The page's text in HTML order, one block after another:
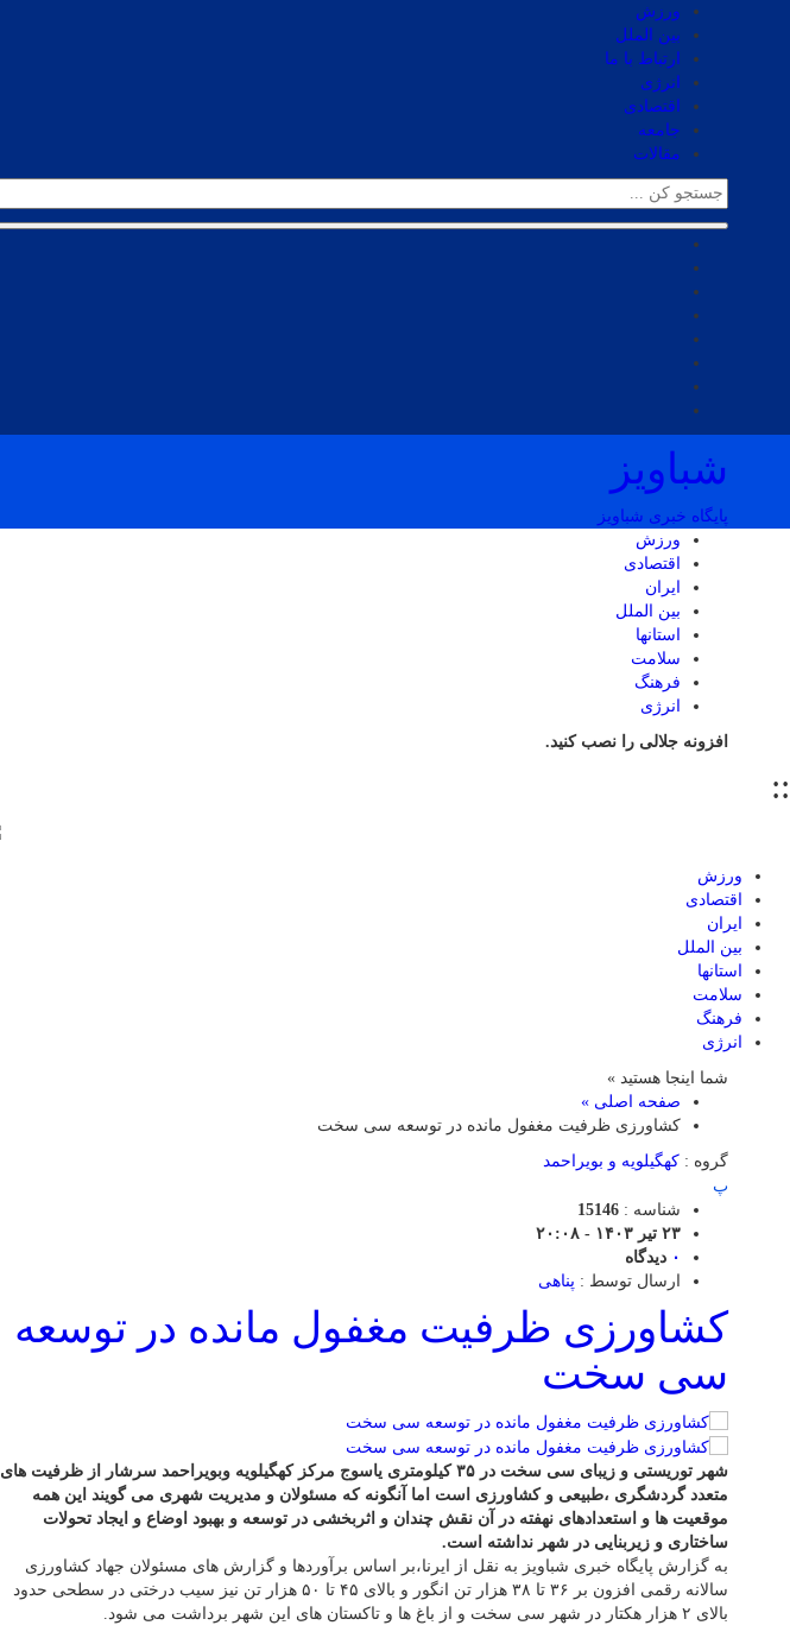
ورزش
بین الملل
ارتباط با ما
انرژی
اقتصادی
جامعه
مقالات
شباویز
پایگاه خبری شباویز
ورزش
اقتصادی
ایران
بین الملل
استانها
سلامت
فرهنگ
انرژی
افزونه جلالی را نصب کنید.
::
ورزش
اقتصادی
ایران
بین الملل
استانها
سلامت
فرهنگ
انرژی
شما اینجا هستید »
صفحه اصلی »
کشاورزی ظرفیت مغفول مانده در توسعه سی سخت
گروه : کهگیلویه و بویراحمد
پ
شناسه : 15146
۲۳ تیر ۱۴۰۳ - ۲۰:۰۸
۰ دیدگاه
ارسال توسط : پناهی
کشاورزی ظرفیت مغفول مانده در توسعه
سی سخت
شهر توریستی و زیبای سی سخت در ۳۵ کیلومتری یاسوج مرکز کهگیلویه وبویراحمد سرشار از ظرفیت های
متعدد گردشگری ،طبیعی و کشاورزی است اما آنگونه که مسئولان و مدیریت شهری می گویند این همه
موقعیت ها و استعدادهای نهفته در آن نقش چندان و اثربخشی در توسعه و بهبود اوضاع و ایجاد تحولات
ساختاری و زیربنایی در شهر نداشته است.
به گزارش پایگاه خبری شباویز به نقل از ایرنا،بر اساس برآوردها و گزارش های مسئولان جهاد کشاورزی
سالانه رقمی افزون بر ۳۶ تا ۳۸ هزار تن انگور و بالای ۴۵ تا ۵۰ هزار تن نیز سیب درختی در سطحی حدود
بالای ۲ هزار هکتار در شهر سی سخت و از باغ ها و تاکستان های این شهر برداشت می شود.